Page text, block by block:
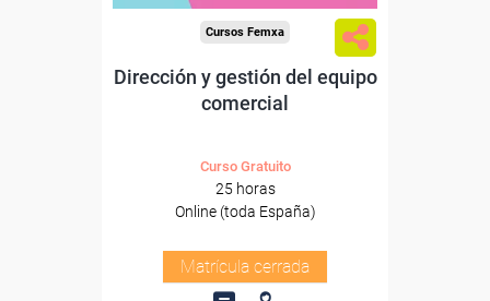
Cursos Femxa
Dirección y gestión del equipo
comercial
Curso Gratuito
25 horas
Online (toda España)
Matrícula cerrada